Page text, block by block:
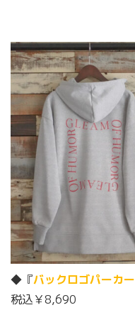
◆『バックロゴパーカー
税込￥8,690